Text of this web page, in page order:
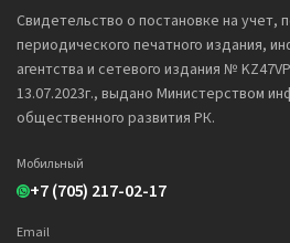
Свидетельство о постановке на учет,
периодического печатного издания,
агентства и сетевого издания №
13.07.2023г., выдано Министерством
общественного развития РК.
Мобильный
+7 (705) 217-02-17
Email